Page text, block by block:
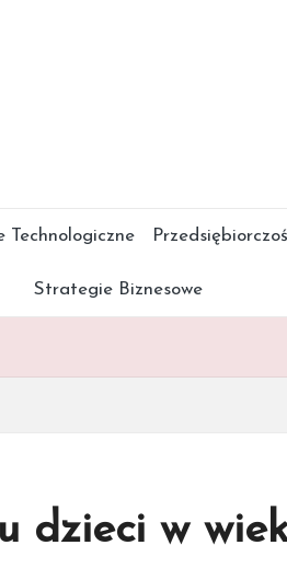
Technologiczne
Strategie Biznesowe
dzieci w